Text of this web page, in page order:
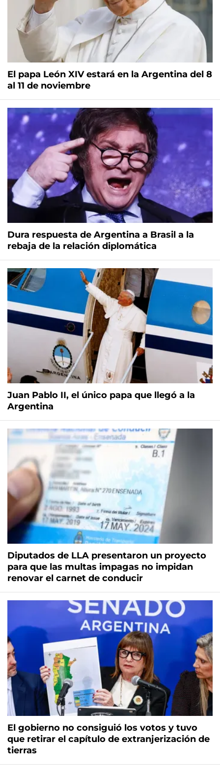
El papa León XIV estará en la Argentina del 8
al 11 de noviembre
Dura respuesta de Argentina a Brasil a la
rebaja de la relación diplomática
Juan Pablo II, el único papa que llegó a la
Argentina
Diputados de LLA presentaron un proyecto
para que las multas impagas no impidan
renovar el carnet de conducir
El gobierno no consiguió los votos y tuvo
que retirar el capítulo de extranjerización de
tierras